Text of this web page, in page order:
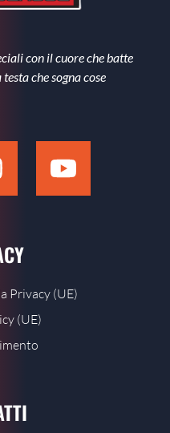
con il cuore che batte
che sogna cose
Privacy (UE)
(UE)